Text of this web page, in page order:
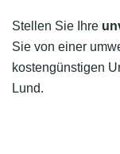
Stellen Sie Ihre
Sie von einer
kostengünstigen
Lund.